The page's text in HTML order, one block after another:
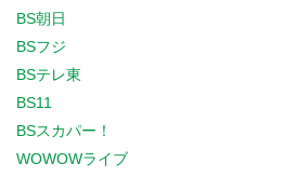
BS朝日
BSフジ
BSテレ東
BS11
BSスカパー！
WOWOWライブ